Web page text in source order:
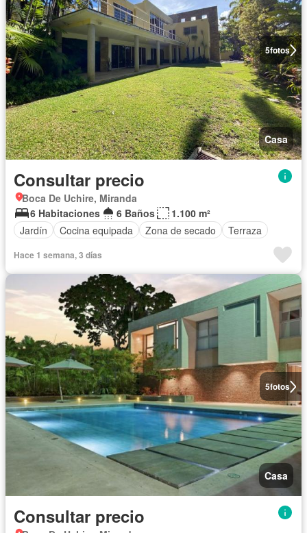
5fotos
Casa
Consultar precio
Boca De Uchire, Miranda
6 Habitaciones
6 Baños
1.100 m²
Jardín
Cocina equipada Zona de secado Terraza
Hace 1 semana, 3 días
5fotos
Casa
Consultar precio